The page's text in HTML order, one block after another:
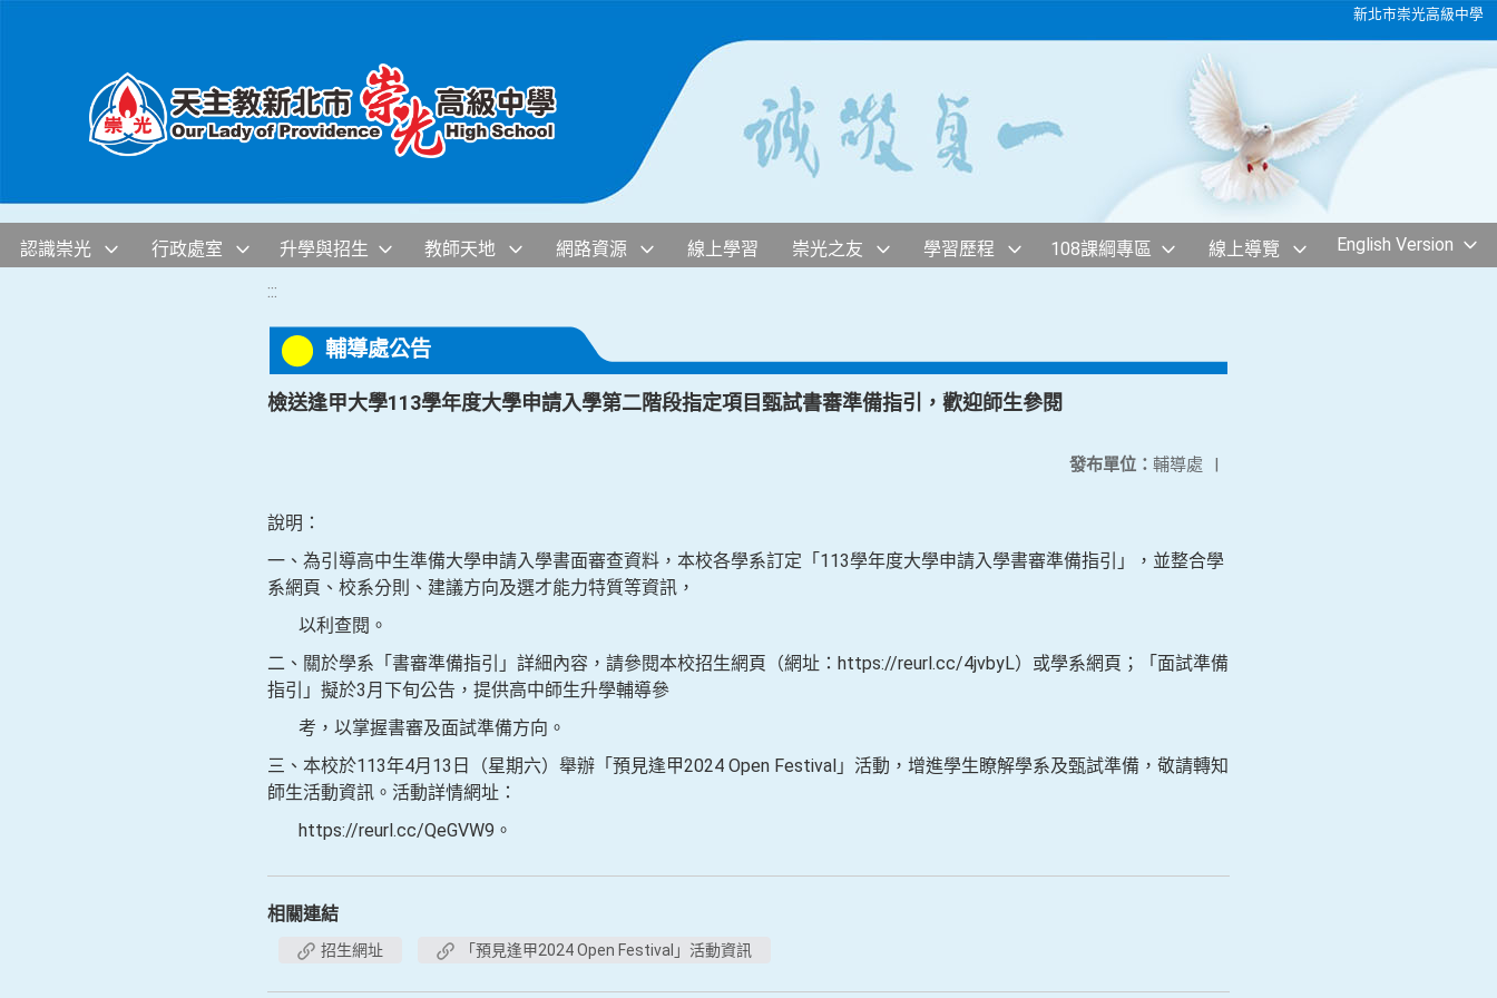
新北市崇光高級中學
認識崇光 行政處室 升學與招生 教師天地 網路資源 線上學習 崇光之友 學習歷程 108課綱專區 線上導覽 English Version
:::
輔導處公告
檢送逢甲大學113學年度大學申請入學第二階段指定項目甄試書審準備指引，歡迎師生參閱
發布單位： 輔導處 |
說明：
一、為引導高中生準備大學申請入學書面審查資料，本校各學系訂定「113學年度大學申請入學書審準備指引」，並整合學
系網頁、校系分則、建議方向及選才能力特質等資訊，
以利查閱。
二、關於學系「書審準備指引」詳細內容，請參閱本校招生網頁（網址：https://reurl.cc/4jvbyL）或學系網頁；「面試準備
指引」擬於3月下旬公告，提供高中師生升學輔導參
考，以掌握書審及面試準備方向。
三、本校於113年4月13日（星期六）舉辦「預見逢甲2024 Open Festival」活動，增進學生瞭解學系及甄試準備，敬請轉知
師生活動資訊。活動詳情網址：
https://reurl.cc/QeGVW9。
相關連結
招生網址 「預見逢甲2024 Open Festival」活動資訊